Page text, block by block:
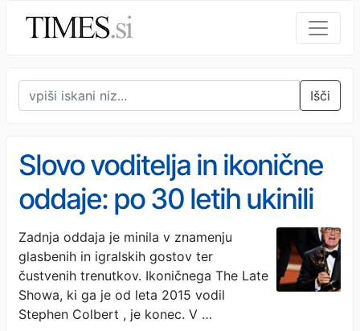
Išči
Slovo voditelja in ikonične
oddaje: po 30 letih ukinili
legendarni šov
Zadnja oddaja je minila v znamenju
glasbenih in igralskih gostov ter
čustvenih trenutkov. Ikoničnega The Late
Showa, ki ga je od leta 2015 vodil
Stephen Colbert , je konec. V …